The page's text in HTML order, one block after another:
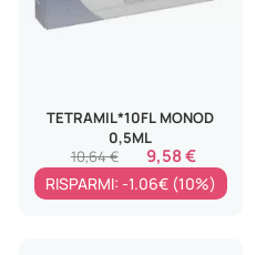
TETRAMIL*10FL MONOD
0,5ML
9,58 €
10,64 €
RISPARMI: -1.06€ (10%)